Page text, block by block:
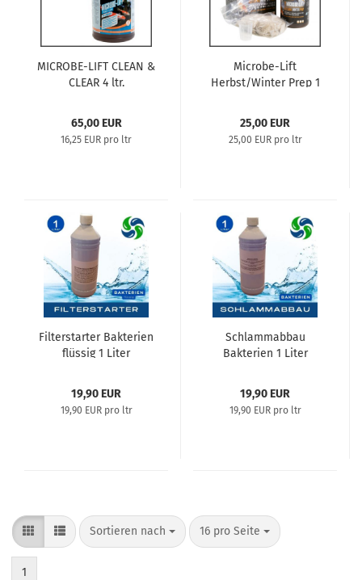
MICROBE-LIFT CLEAN &
CLEAR 4 ltr.
65,00 EUR
16,25 EUR pro ltr
Microbe-Lift
Herbst/Winter Prep 1
25,00 EUR
25,00 EUR pro ltr
Filterstarter Bakterien
flüssig 1 Liter
19,90 EUR
19,90 EUR pro ltr
Schlammabbau
Bakterien 1 Liter
19,90 EUR
19,90 EUR pro ltr
Sortieren nach
Sortieren nach 16 pro Seite
pro Seite
1